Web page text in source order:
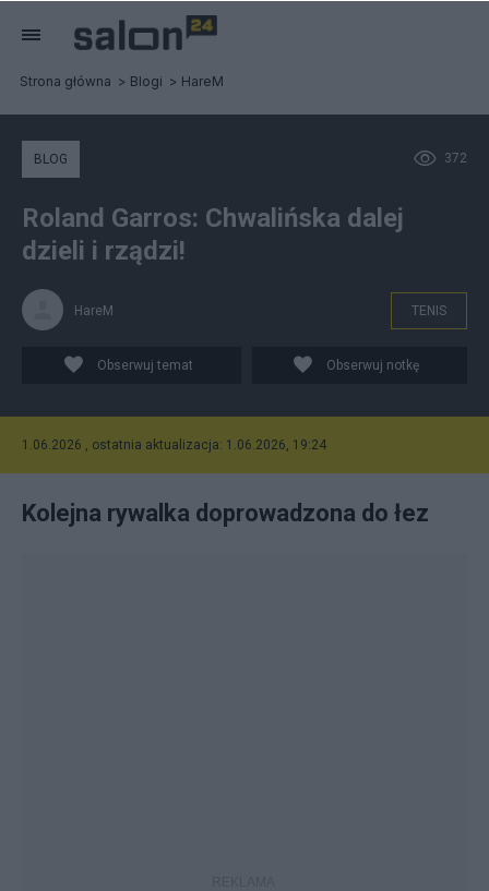
Strona główna Blogi HareM
372
BLOG
Roland Garros: Chwalińska dalej
dzieli i rządzi!
HareM TENIS
Obserwuj temat Obserwuj notkę
1.06.2026 , ostatnia aktualizacja: 1.06.2026, 19:24
Kolejna rywalka doprowadzona do łez